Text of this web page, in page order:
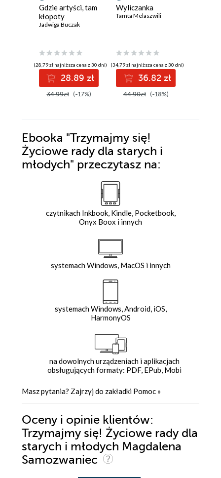
Gdzie artyści, tam
kłopoty
Jadwiga Buczak
(28,79 zł najniższa cena z 30 dni)
28.89 zł
34.99zł (-17%)
Wyliczanka
Tamta Melaszwili
(34,79 zł najniższa cena z 30 dni)
36.82 zł
44.90zł (-18%)
Ebooka "Trzymajmy się!
Życiowe rady dla starych i
młodych" przeczytasz na:
czytnikach Inkbook, Kindle, Pocketbook,
Onyx Boox i innych
systemach Windows, MacOS i innych
systemach Windows, Android, iOS,
HarmonyOS
na dowolnych urządzeniach i aplikacjach
obsługujących formaty: PDF, EPub, Mobi
Masz pytania? Zajrzyj do zakładki Pomoc »
Oceny i opinie klientów:
Trzymajmy się! Życiowe rady dla
starych i młodych Magdalena
Samozwaniec